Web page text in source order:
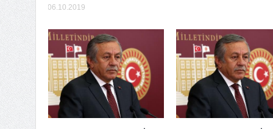
06.10.2019